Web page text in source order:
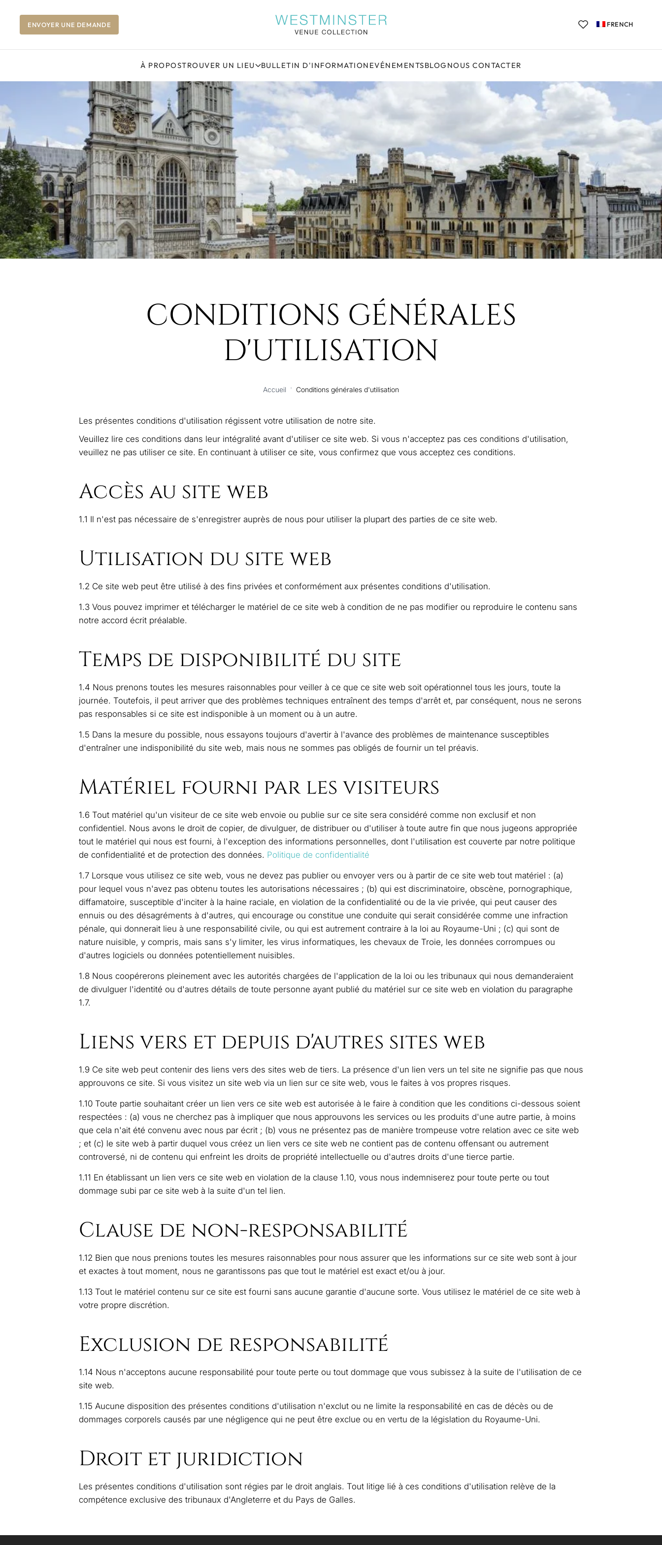
ENVOYER UNE DEMANDE FRENCH
À PROPOSTROUVER UN LIEU BULLETIN D'INFORMATION EVÉNEMENTSBLOG NOUS CONTACTER
CONDITIONS GÉNÉRALES
D'UTILISATION
Accueil ' Conditions générales d'utilisation
Les présentes conditions d'utilisation régissent votre utilisation de notre site.
Veuillez lire ces conditions dans leur intégralité avant d'utiliser ce site web. Si vous n'acceptez pas ces conditions d'utilisation,
veuillez ne pas utiliser ce site. En continuant à utiliser ce site, vous confirmez que vous acceptez ces conditions.
Accès au site web
1.1 Il n'est pas nécessaire de s'enregistrer auprès de nous pour utiliser la plupart des parties de ce site web.
Utilisation du site web
1.2 Ce site web peut être utilisé à des fins privées et conformément aux présentes conditions d'utilisation.
1.3 Vous pouvez imprimer et télécharger le matériel de ce site web à condition de ne pas modifier ou reproduire le contenu sans
notre accord écrit préalable.
Temps de disponibilité du site
1.4 Nous prenons toutes les mesures raisonnables pour veiller à ce que ce site web soit opérationnel tous les jours, toute la
journée. Toutefois, il peut arriver que des problèmes techniques entraînent des temps d'arrêt et, par conséquent, nous ne serons
pas responsables si ce site est indisponible à un moment ou à un autre.
1.5 Dans la mesure du possible, nous essayons toujours d'avertir à l'avance des problèmes de maintenance susceptibles
d'entraîner une indisponibilité du site web, mais nous ne sommes pas obligés de fournir un tel préavis.
Matériel fourni par les visiteurs
1.6 Tout matériel qu'un visiteur de ce site web envoie ou publie sur ce site sera considéré comme non exclusif et non
confidentiel. Nous avons le droit de copier, de divulguer, de distribuer ou d'utiliser à toute autre fin que nous jugeons appropriée
tout le matériel qui nous est fourni, à l'exception des informations personnelles, dont l'utilisation est couverte par notre politique
de confidentialité et de protection des données. Politique de confidentialité
1.7 Lorsque vous utilisez ce site web, vous ne devez pas publier ou envoyer vers ou à partir de ce site web tout matériel : (a)
pour lequel vous n'avez pas obtenu toutes les autorisations nécessaires ; (b) qui est discriminatoire, obscène, pornographique,
diffamatoire, susceptible d'inciter à la haine raciale, en violation de la confidentialité ou de la vie privée, qui peut causer des
ennuis ou des désagréments à d'autres, qui encourage ou constitue une conduite qui serait considérée comme une infraction
pénale, qui donnerait lieu à une responsabilité civile, ou qui est autrement contraire à la loi au Royaume-Uni ; (c) qui sont de
nature nuisible, y compris, mais sans s'y limiter, les virus informatiques, les chevaux de Troie, les données corrompues ou
d'autres logiciels ou données potentiellement nuisibles.
1.8 Nous coopérerons pleinement avec les autorités chargées de l'application de la loi ou les tribunaux qui nous demanderaient
de divulguer l'identité ou d'autres détails de toute personne ayant publié du matériel sur ce site web en violation du paragraphe
1.7.
Liens vers et depuis d'autres sites web
1.9 Ce site web peut contenir des liens vers des sites web de tiers. La présence d'un lien vers un tel site ne signifie pas que nous
approuvons ce site. Si vous visitez un site web via un lien sur ce site web, vous le faites à vos propres risques.
1.10 Toute partie souhaitant créer un lien vers ce site web est autorisée à le faire à condition que les conditions ci-dessous soient
respectées : (a) vous ne cherchez pas à impliquer que nous approuvons les services ou les produits d'une autre partie, à moins
que cela n'ait été convenu avec nous par écrit ; (b) vous ne présentez pas de manière trompeuse votre relation avec ce site web
; et (c) le site web à partir duquel vous créez un lien vers ce site web ne contient pas de contenu offensant ou autrement
controversé, ni de contenu qui enfreint les droits de propriété intellectuelle ou d'autres droits d'une tierce partie.
1.11 En établissant un lien vers ce site web en violation de la clause 1.10, vous nous indemniserez pour toute perte ou tout
dommage subi par ce site web à la suite d'un tel lien.
Clause de non-responsabilité
1.12 Bien que nous prenions toutes les mesures raisonnables pour nous assurer que les informations sur ce site web sont à jour
et exactes à tout moment, nous ne garantissons pas que tout le matériel est exact et/ou à jour.
1.13 Tout le matériel contenu sur ce site est fourni sans aucune garantie d'aucune sorte. Vous utilisez le matériel de ce site web à
votre propre discrétion.
Exclusion de responsabilité
1.14 Nous n'acceptons aucune responsabilité pour toute perte ou tout dommage que vous subissez à la suite de l'utilisation de ce
site web.
1.15 Aucune disposition des présentes conditions d'utilisation n'exclut ou ne limite la responsabilité en cas de décès ou de
dommages corporels causés par une négligence qui ne peut être exclue ou en vertu de la législation du Royaume-Uni.
Droit et juridiction
Les présentes conditions d'utilisation sont régies par le droit anglais. Tout litige lié à ces conditions d'utilisation relève de la
compétence exclusive des tribunaux d'Angleterre et du Pays de Galles.